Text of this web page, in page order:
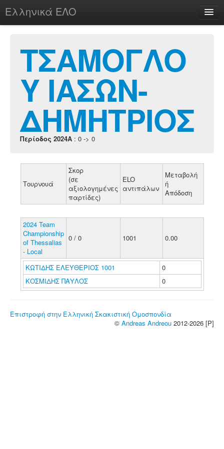
Ελληνικά ΕΛΟ
chesstu.be @ discord
ΤΣΑΜΟΓΛΟ
Υ ΙΑΣΩΝ-
ΔΗΜΗΤΡΙΟΣ
Περίοδος 2024A : 0 -> 0
Τουρνουά
Σκορ
(σε
αξιολογημένες
παρτίδες)
ELO
αντιπάλων
Μεταβολή
ή
Απόδοση
2024 Team
Championship
of Thessalias
- Local
0 / 0 1001 0.00
ΚΩΤΙΔΗΣ ΕΛΕΥΘΕΡΙΟΣ 1001
0
ΚΟΣΜΙΔΗΣ ΠΑΥΛΟΣ
0
Επιστροφή στην Ελληνική Σκακιστική Ομοσπονδία
© Andreas Andreou 2012-2026 [P]